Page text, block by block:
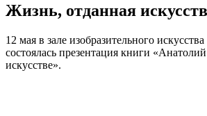
Жизнь, отданная
12 мая в зале изобразительного
состоялась презентация книги
искусстве».